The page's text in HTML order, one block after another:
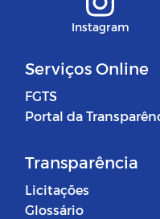
Instagram
Serviços Online
FGTS
Portal da
Transparência
Licitações
Glossário